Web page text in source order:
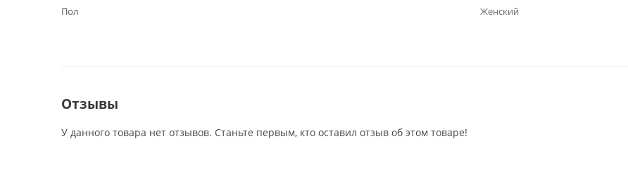
Пол
Женский
Отзывы
У данного товара нет отзывов. Станьте первым, кто оставил отзыв об этом товаре!